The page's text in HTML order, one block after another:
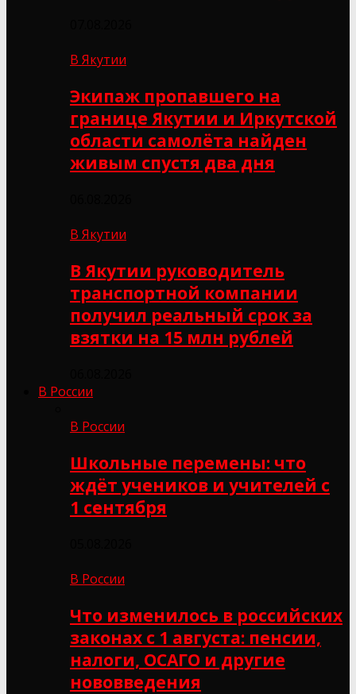
В Якутии
Экипаж пропавшего на
границе Якутии и Иркутской
области самолёта найден
живым спустя два дня
В Якутии
В Якутии руководитель
транспортной компании
получил реальный срок за
взятки на 15 млн рублей
В России
В России
Школьные перемены: что
ждёт учеников и учителей с
1 сентября
В России
Что изменилось в российских
законах с 1 августа: пенсии,
налоги, ОСАГО и другие
нововведения